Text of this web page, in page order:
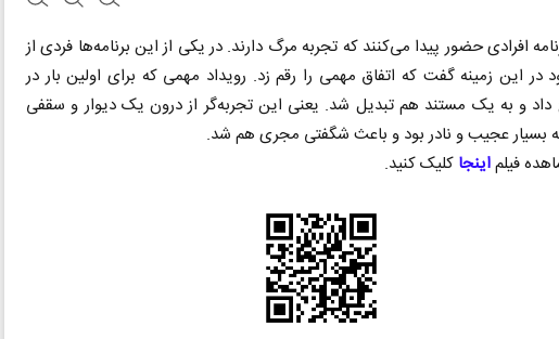
افرادی حضور پیدا می‌کنند که تجربه مرگ دارند. در یکی از این برنامه‌ها فردی از
در این زمینه گفت که اتفاق مهمی را رقم زد. رویداد مهمی که برای اولین بار در
و به یک مستند هم تبدیل شد. یعنی این تجربه‌گر از درون یک دیوار و سقفی
بسیار عجیب و نادر بود و باعث شگفتی مجری هم شد.
فیلماینجا کلیک کنید.